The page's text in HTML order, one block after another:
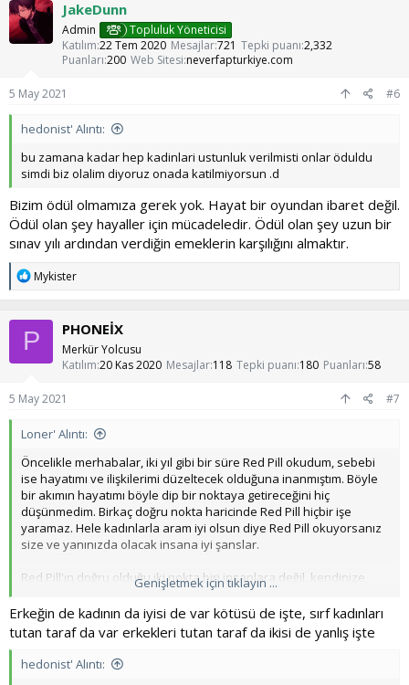
JakeDunn
Admin
Topluluk Yöneticisi
Katılım 22 Tem 2020 Mesajlar721 Tepki puanı 2,332
Puanları 200 Web Sitesi neverfapturkiye.com
5 May 2021 #6
hedonist' Alıntı:
bu zamana kadar hep kadinlari ustunluk verilmisti onlar öduldu
simdi biz olalim diyoruz onada katilmiyorsun .d
Bizim ödül olmamıza gerek yok. Hayat bir oyundan ibaret değil.
Ödül olan şey hayaller için mücadeledir. Ödül olan şey uzun bir
sınav yılı ardından verdiğin emeklerin karşılığını almaktır.
T
p
k
i
l
e
Mykister
P PHONEİX
Merkür Yolcusu
Katılım 20 Kas 2020 Mesajlar 118 Tepki puanı 180 Puanları 58
5 May 2021 #7
Loner' Alıntı:
Öncelikle merhabalar, iki yıl gibi bir süre Red Pill okudum, sebebi
ise hayatımı ve ilişkilerimi düzeltecek olduğuna inanmıştım. Böyle
bir akımın hayatımı böyle dip bir noktaya getireceğini hiç
düşünmedim. Birkaç doğru nokta haricinde Red Pill hiçbir işe
yaramaz. Hele kadınlarla aram iyi olsun diye Red Pill okuyorsanız
size ve yanınızda olacak insana iyi şanslar.
Red Pill'ın doğru olduğu iki nokta biri insanlara değil, kendinize
odaklanın kısmı; bir diğeri ise sonsuza kadar süren aşklar yoktur
kısmı. Onun dışında shit-test, frame, alfa erkeği muhabbeti falan
saçmalığın dibi. Erkeği üstün ve ödül gibi gösterip, kadınların bizi
hak ettiğine ve kadını düşük seviyede gösteren, yok efendim
masküleniteymiş, yok işte p*ç erkek olmakmış. Bunlarla beyninizi
yıkamayın dostlarım, bakımsızsanız kendinize bakın; cahilseniz
Genişletmek için tıklayın ...
Erkeğin de kadının da iyisi de var kötüsü de işte, sırf kadınları
tutan taraf da var erkekleri tutan taraf da ikisi de yanlış işte
hedonist' Alıntı: